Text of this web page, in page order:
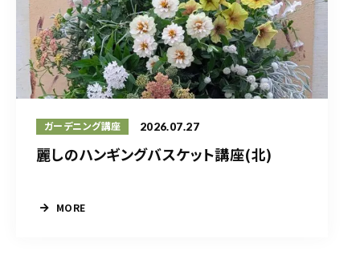
ガーデニング講座 2026.07.27
麗しのハンギングバスケット講座(北)
MORE